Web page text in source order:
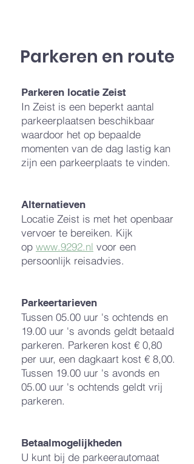
Parkeren en route
Parkeren locatie Zeist
In Zeist is een beperkt aantal
parkeerplaatsen beschikbaar
waardoor het op bepaalde
momenten van de dag lastig kan
zijn een parkeerplaats te vinden.
Alternatieven
Locatie Zeist is met het openbaar
vervoer te bereiken. Kijk
op www.9292.nl voor een
persoonlijk reisadvies.
Parkeertarieven
Tussen 05.00 uur 's ochtends en
19.00 uur 's avonds geldt betaald
parkeren. Parkeren kost € 0,80
per uur, een dagkaart kost € 8,00.
Tussen 19.00 uur 's avonds en
05.00 uur 's ochtends geldt vrij
parkeren.
Betaalmogelijkheden
U kunt bij de parkeerautomaat